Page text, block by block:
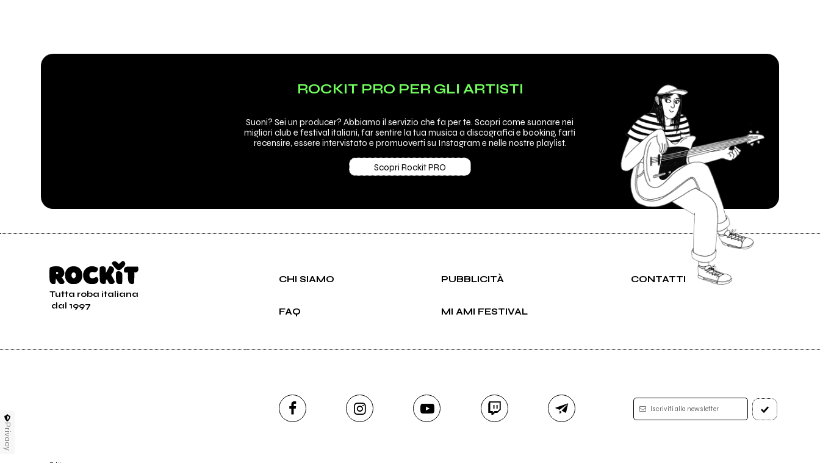
ROCKIT PRO PER GLI ARTISTI
Suoni? Sei un producer? Abbiamo il servizio che fa per te. Scopri come suonare nei
migliori club e festival italiani, far sentire la tua musica a discografici e booking, farti
recensire, essere intervistato e promuoverti su Instagram e nelle nostre playlist.
Scopri Rockit PRO
Tutta roba italiana
dal 1997
CHI SIAMO PUBBLICITÀ CONTATTI
FAQ MI AMI FESTIVAL
Iscriviti alla newsletter
Privacy